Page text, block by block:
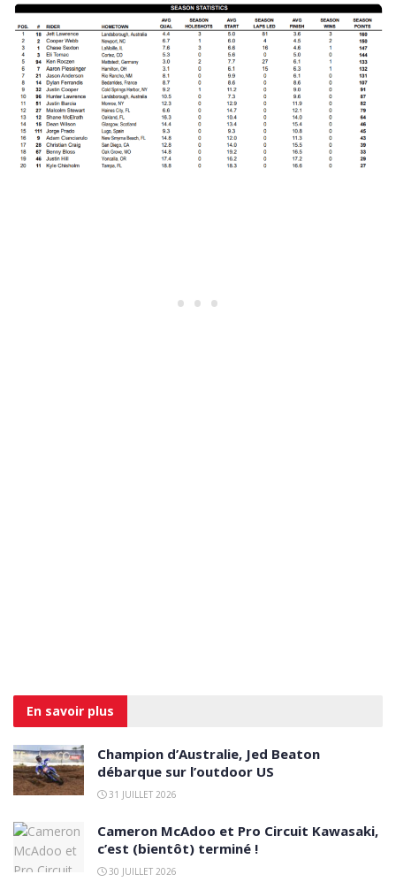
En savoir plus
Champion d’Australie, Jed Beaton
débarque sur l’outdoor US
31 JUILLET 2026
Cameron McAdoo et Pro Circuit Kawasaki,
c’est (bientôt) terminé !
30 JUILLET 2026